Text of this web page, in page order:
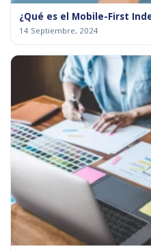
¿Qué es el Mobile-First
14 Septiembre, 2024